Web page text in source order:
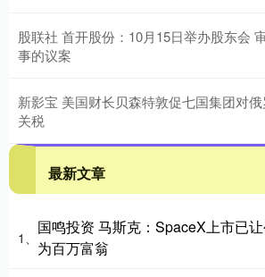
股联社 首开股份：10月15日举办股东会
事的议案
新影宝 美国财长贝森特敦促七国集团对
关税
最新文章
1、
国鸣投资 马斯克：SpaceX上市已
为百万富翁